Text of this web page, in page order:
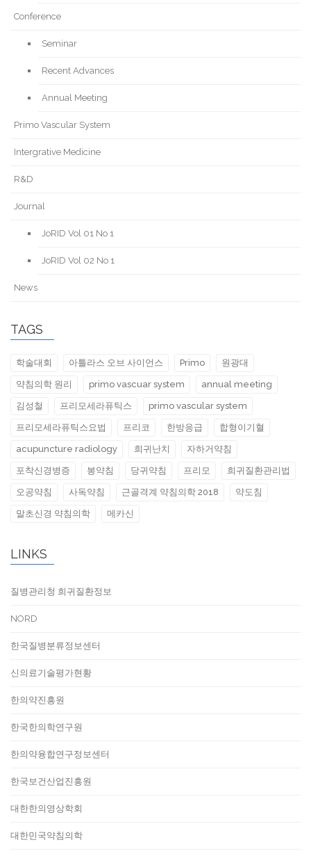
Conference
Seminar
Recent Advances
Annual Meeting
Primo Vascular System
Intergrative Medicine
R&D
Journal
JoRID Vol 01 No 1
JoRID Vol 02 No 1
News
TAGS
학술대회 아틀라스 오브 사이언스 Primo 원광대
약침의학 원리 primo vascuar system annual meeting
김성철 프리모세라퓨틱스 primo vascular system
프리모세라퓨틱스요법 프리코 한방응급 합형이기혈
acupuncture radiology 희귀난치 자하거약침
포착신경병증 봉약침 당귀약침 프리모 희귀질환관리법
오공약침 사독약침 근골격계 약침의학 2018 약도침
말초신경 약침의학 메카신
LINKS
질병관리청 희귀질환정보
NORD
한국질병분류정보센터
신의료기술평가현황
한의약진흥원
한국한의학연구원
한의약융합연구정보센터
한국보건산업진흥원
대한한의영상학회
대한민국약침의학